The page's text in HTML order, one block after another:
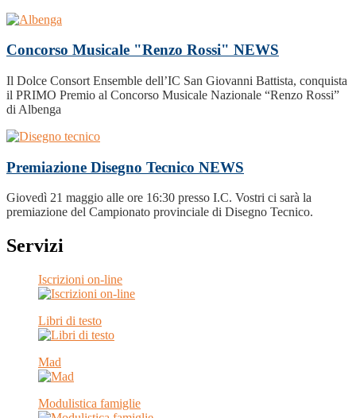
Concorso Musicale "Renzo Rossi" NEWS
Il Dolce Consort Ensemble dell’IC San Giovanni Battista, conquista
il PRIMO Premio al Concorso Musicale Nazionale “Renzo Rossi”
di Albenga
Premiazione Disegno Tecnico NEWS
Giovedì 21 maggio alle ore 16:30 presso I.C. Vostri ci sarà la
premiazione del Campionato provinciale di Disegno Tecnico.
Servizi
Iscrizioni on-line
Libri di testo
Mad
Modulistica famiglie